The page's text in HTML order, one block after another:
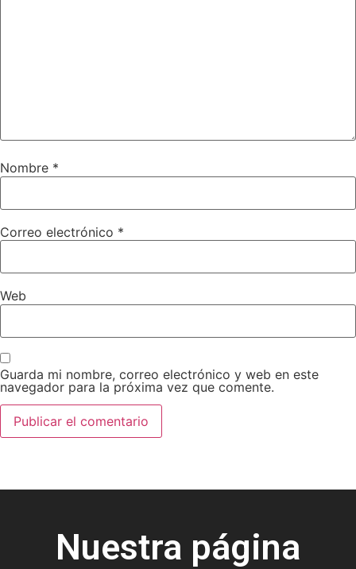
Nombre *
Correo electrónico *
Web
Guarda mi nombre, correo electrónico y web en este
navegador para la próxima vez que comente.
Nuestra página